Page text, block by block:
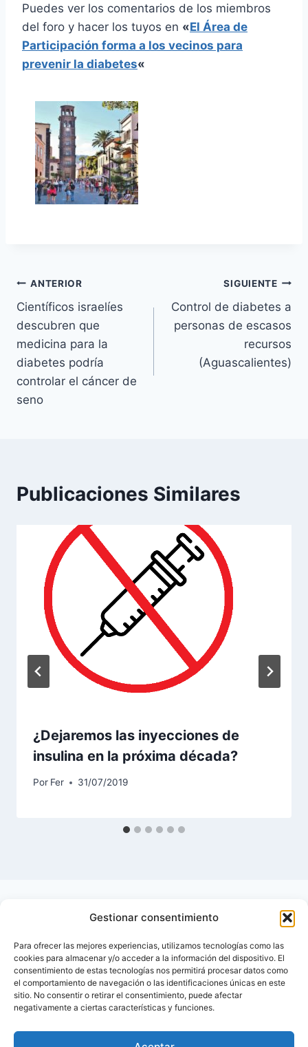
Gestionar consentimiento
Para ofrecer las mejores experiencias, utilizamos tecnologías como las
cookies para almacenar y/o acceder a la información del dispositivo. El
consentimiento de estas tecnologías nos permitirá procesar datos como
el comportamiento de navegación o las identificaciones únicas en este
sitio. No consentir o retirar el consentimiento, puede afectar
negativamente a ciertas características y funciones.
Puedes ver los comentarios de los miembros
del foro y hacer los tuyos en «El Área de
Participación forma a los vecinos para
prevenir la diabetes«
Navegación
de
entradas
ANTERIOR
Científicos israelíes
descubren que
medicina para la
diabetes podría
controlar el cáncer de
seno
SIGUIENTE
Control de diabetes a
personas de escasos
recursos
(Aguascalientes)
Publicaciones Similares
¿Dejaremos las inyecciones de
insulina en la próxima década?
Por Fer 31/07/2019